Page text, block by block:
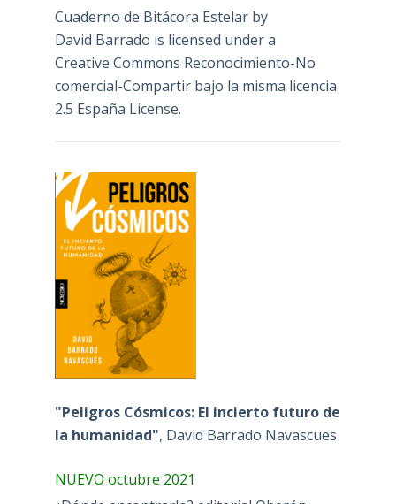
Cuaderno de Bitácora Estelarby
David Barrado is licensed under a
Creative Commons Reconocimiento-No
comercial-Compartir bajo la misma licencia
2.5 España License.
"Peligros Cósmicos: El incierto futuro de
la humanidad", David Barrado Navascues
NUEVO octubre 2021